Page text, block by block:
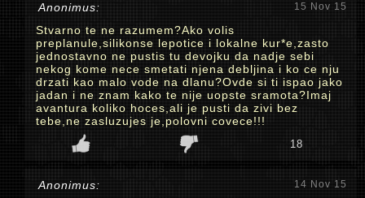
Anonimus: 15 Nov 15
Stvarno te ne razumem?Ako volis
preplanule,silikonse lepotice i lokalne kur*e,zasto
jednostavno ne pustis tu devojku da nadje sebi
nekog kome nece smetati njena debljina i ko ce nju
drzati kao malo vode na dlanu?Ovde si ti ispao jako
jadan i ne znam kako te nije uopste sramota?Imaj
avantura koliko hoces,ali je pusti da zivi bez
tebe,ne zasluzujes je,polovni covece!!!
18
Anonimus: 14 Nov 15